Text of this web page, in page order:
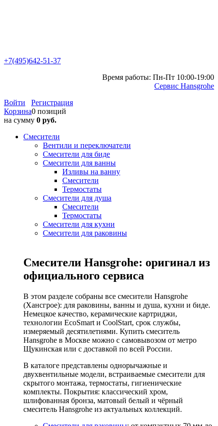
+7(495)642-51-37
Время работы: Пн-Пт 10:00-19:00
Сервис Hansgrohe
Войти
Регистрация
Корзина0 позиций
на сумму 0 руб.
Смесители
Вентили и переключатели
Смесители для биде
Смесители для ванны
Изливы на ванну
Смесители
Термостаты
Смесители для душа
Смесители
Термостаты
Смесители для кухни
Смесители для раковины
Смесители Hansgrohe: оригинал из
официального сервиса
В этом разделе собраны все смесители Hansgrohe
(Хансгрое): для раковины, ванны и душа, кухни и биде.
Немецкое качество, керамические картриджи,
технологии EcoSmart и CoolStart, срок службы,
измеряемый десятилетиями. Купить смеситель
Hansgrohe в Москве можно с самовывозом от метро
Щукинская или с доставкой по всей России.
В каталоге представлены однорычажные и
двухвентильные модели, встраиваемые смесители для
скрытого монтажа, термостаты, гигиенические
комплекты. Покрытия: классический хром,
шлифованная бронза, матовый белый и чёрный
смеситель Hansgrohe из актуальных коллекций.